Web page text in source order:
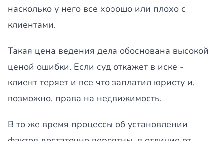
насколько у него все хорошо или плохо с
клиентами.
Такая цена ведения дела обоснована высокой
ценой ошибки. Если суд откажет в иске -
клиент теряет и все что заплатил юристу и,
возможно, права на недвижимость.
В то же время процессы об установлении